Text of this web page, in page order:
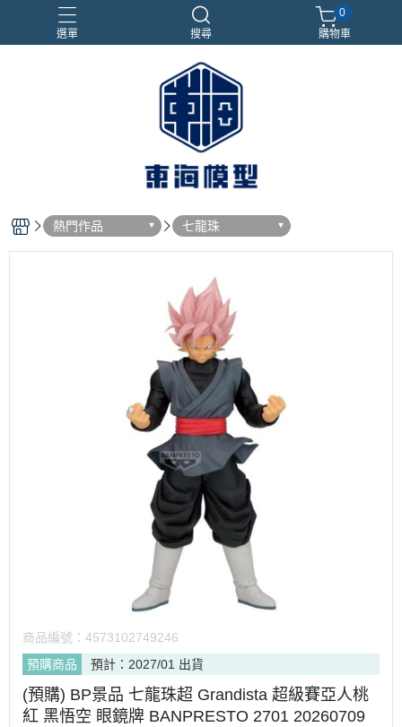
選單 搜尋
合金車
閃電霹靂車
電子雞/塔麻可吉/塔麻歌子
0
購物車
熱門作品 七龍珠
商品編號： 4573102749246
預購商品
預計：2027/01 出貨
(預購) BP景品 七龍珠超 Grandista 超級賽亞人桃
紅 黑悟空 眼鏡牌 BANPRESTO 2701 20260709